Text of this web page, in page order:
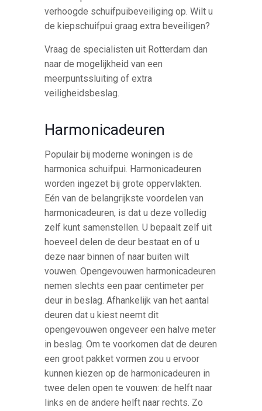
verhoogde schuifpuibeveiliging op. Wilt u
de kiepschuifpui graag extra beveiligen?
Vraag de specialisten uit Rotterdam dan
naar de mogelijkheid van een
meerpuntssluiting of extra
veiligheidsbeslag.
Harmonicadeuren
Populair bij moderne woningen is de
harmonica schuifpui. Harmonicadeuren
worden ingezet bij grote oppervlakten.
Eén van de belangrijkste voordelen van
harmonicadeuren, is dat u deze volledig
zelf kunt samenstellen. U bepaalt zelf uit
hoeveel delen de deur bestaat en of u
deze naar binnen of naar buiten wilt
vouwen. Opengevouwen harmonicadeuren
nemen slechts een paar centimeter per
deur in beslag. Afhankelijk van het aantal
deuren dat u kiest neemt dit
opengevouwen ongeveer een halve meter
in beslag. Om te voorkomen dat de deuren
een groot pakket vormen zou u ervoor
kunnen kiezen op de harmonicadeuren in
twee delen open te vouwen: de helft naar
links en de andere helft naar rechts. Zo